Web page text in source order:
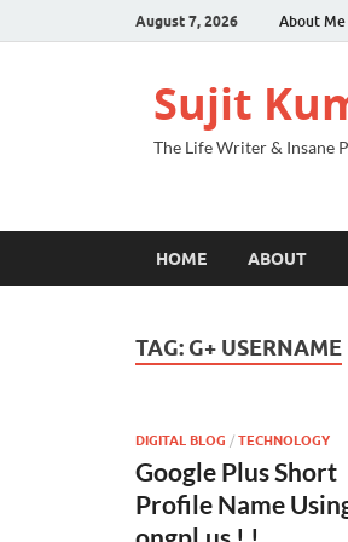
August 7, 2026 About Me
Sujit
The Life Writer & Insane
HOME ABOUT
TAG: G+ USERNAME
DIGITAL BLOG / TECHNOLOGY
Google Plus Short
Profile Name